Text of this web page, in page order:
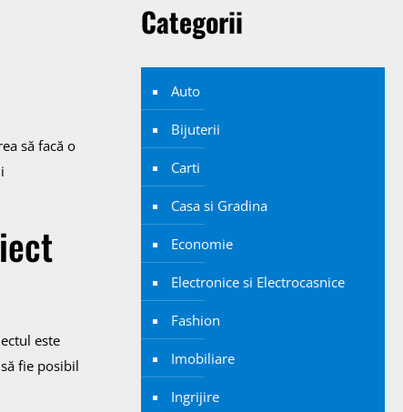
să facă o
este
fie posibil
Categorii
Auto
Bijuterii
Carti
Casa si Gradina
Economie
Electronice si Electrocasnice
Fashion
Imobiliare
Ingrijire